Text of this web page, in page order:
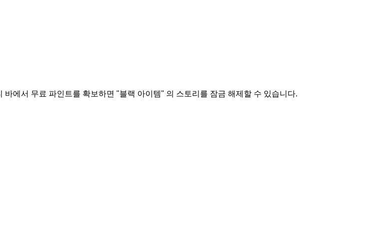
에서 무료 파인트를 확보하면 "블랙 아이템" 의 스토리를 잠금 해제할 수 있습니다.